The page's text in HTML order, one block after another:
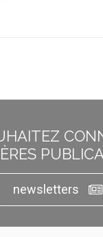
newsletters